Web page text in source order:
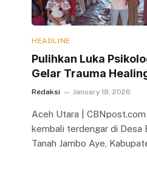
HEADLINE
Pulihkan Luka
Gelar Trauma
Redaksi January 18, 2026
Aceh Utara | CBNpost.com
kembali terdengar di Desa
Tanah Jambo Aye,